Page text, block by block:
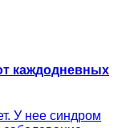
каждодневных
У нее синдром